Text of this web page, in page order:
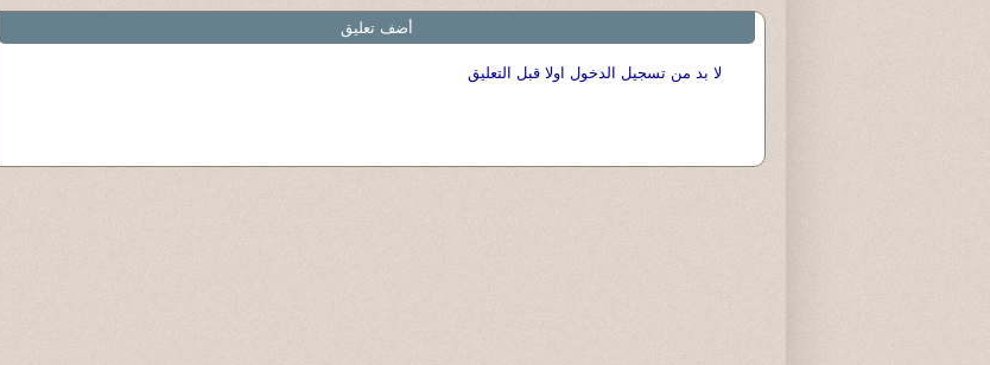
أضف تعليق
لا بد من تسجيل الدخول اولا قبل التعليق